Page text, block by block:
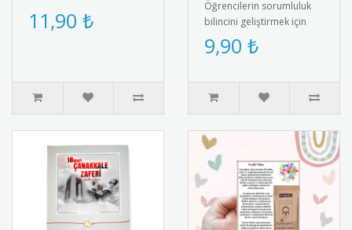
öğrencilerin başarısını
taçlandırın! Motive edici
11,90 ₺
Öğrencilerin sorumluluk
bilincini geliştirmek için
özel tasarlanmış
motivasyon rozeti. Kaliteli
9,90 ₺